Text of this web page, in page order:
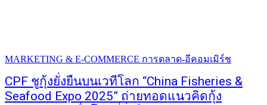
MARKETING & E-COMMERCE การตลาด-อีคอมเมิร์ช
CPF ชูกุ้งยั่งยืนบนเวทีโลก “China Fisheries &
Seafood Expo 2025” ถ่ายทอดแนวคิดกุ้ง